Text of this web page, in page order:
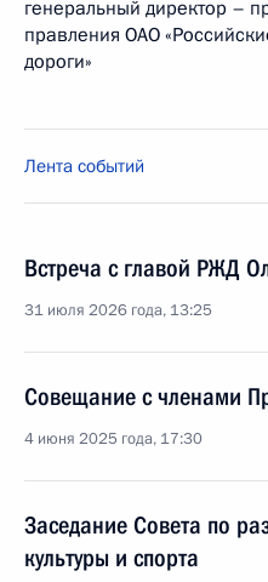
генеральный директор –
правления ОАО
дороги»
Лента событий
Встреча с главой РЖД
31 июля 2026 года, 13:25
Совещание с членами
4 июня 2025 года, 17:30
Заседание Совета по
культуры и спорта